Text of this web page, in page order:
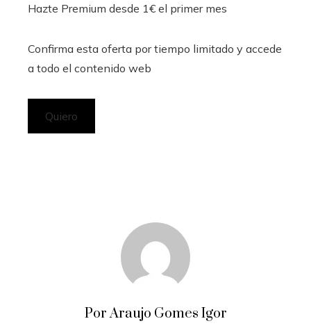
Hazte Premium desde 1€ el primer mes
Confirma esta oferta por tiempo limitado y accede
a todo el contenido web
Quiero
Por Araujo Gomes Igor